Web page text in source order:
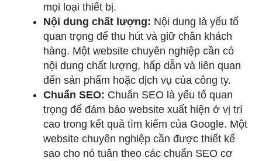
mọi loại thiết bị.
Nội dung chất lượng: Nội dung là yếu tố
quan trọng để thu hút và giữ chân khách
hàng. Một website chuyên nghiệp cần có
nội dung chất lượng, hấp dẫn và liên quan
đến sản phẩm hoặc dịch vụ của công ty.
Chuẩn SEO: Chuẩn SEO là yếu tố quan
trọng để đảm bảo website xuất hiện ở vị trí
cao trong kết quả tìm kiếm của Google. Một
website chuyên nghiệp cần được thiết kế
sao cho nó tuân theo các chuẩn SEO cơ